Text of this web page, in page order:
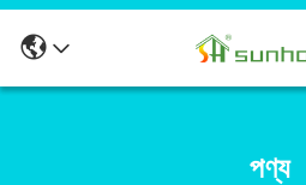
পণ্য